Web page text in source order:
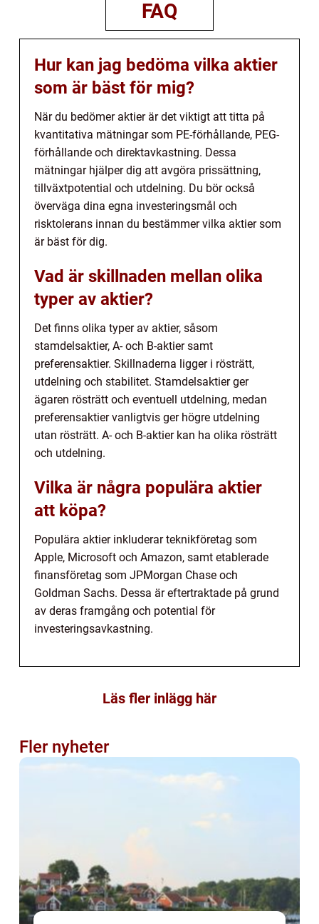
FAQ
Hur kan jag bedöma vilka aktier
som är bäst för mig?
När du bedömer aktier är det viktigt att titta på
kvantitativa mätningar som PE-förhållande, PEG-
förhållande och direktavkastning. Dessa
mätningar hjälper dig att avgöra prissättning,
tillväxtpotential och utdelning. Du bör också
överväga dina egna investeringsmål och
risktolerans innan du bestämmer vilka aktier som
är bäst för dig.
Vad är skillnaden mellan olika
typer av aktier?
Det finns olika typer av aktier, såsom
stamdelsaktier, A- och B-aktier samt
preferensaktier. Skillnaderna ligger i rösträtt,
utdelning och stabilitet. Stamdelsaktier ger
ägaren rösträtt och eventuell utdelning, medan
preferensaktier vanligtvis ger högre utdelning
utan rösträtt. A- och B-aktier kan ha olika rösträtt
och utdelning.
Vilka är några populära aktier
att köpa?
Populära aktier inkluderar teknikföretag som
Apple, Microsoft och Amazon, samt etablerade
finansföretag som JPMorgan Chase och
Goldman Sachs. Dessa är eftertraktade på grund
av deras framgång och potential för
investeringsavkastning.
Läs fler inlägg här
Fler nyheter